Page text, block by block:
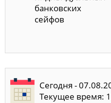
банковских
сейфов
Сегодня -
Текущее время: